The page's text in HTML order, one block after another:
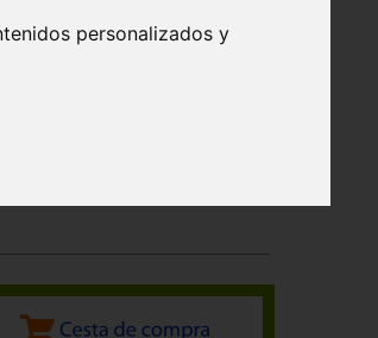
personalizados y